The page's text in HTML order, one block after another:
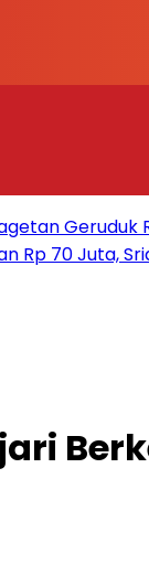
Geruduk
Rp 70 Juta,